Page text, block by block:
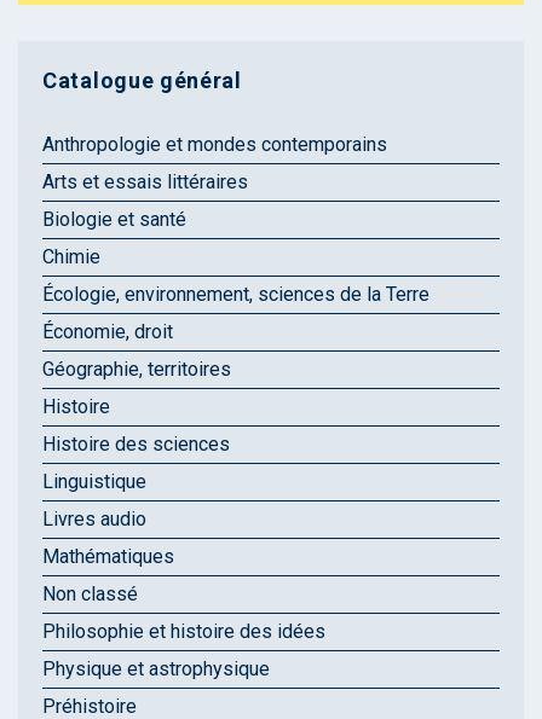
Catalogue général
Anthropologie et mondes contemporains
Arts et essais littéraires
Biologie et santé
Chimie
Écologie, environnement, sciences de la Terre
Économie, droit
Géographie, territoires
Histoire
Histoire des sciences
Linguistique
Livres audio
Mathématiques
Non classé
Philosophie et histoire des idées
Physique et astrophysique
Préhistoire